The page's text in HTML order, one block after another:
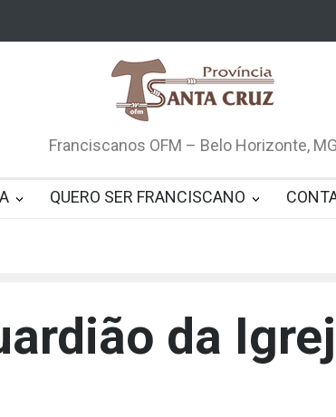
Franciscanos OFM – Belo Horizonte, MG
QUERO SER FRANCISCANO
da